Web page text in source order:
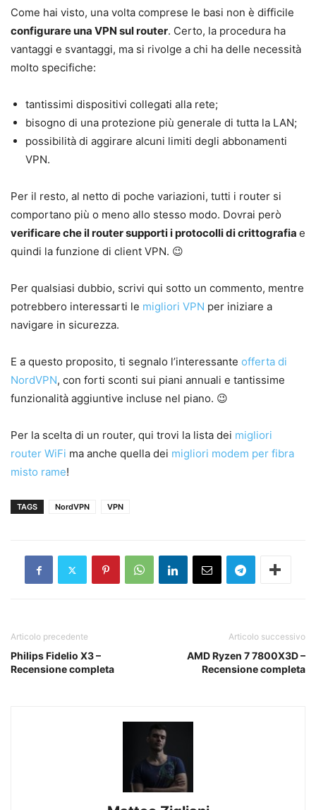
Come hai visto, una volta comprese le basi non è difficile
configurare una VPN sul router. Certo, la procedura ha
vantaggi e svantaggi, ma si rivolge a chi ha delle necessità
molto specifiche:
tantissimi dispositivi collegati alla rete;
bisogno di una protezione più generale di tutta la LAN;
possibilità di aggirare alcuni limiti degli abbonamenti
VPN.
Per il resto, al netto di poche variazioni, tutti i router si
comportano più o meno allo stesso modo. Dovrai però
verificare che il router supporti i protocolli di crittografia e
quindi la funzione di client VPN. 😉
Per qualsiasi dubbio, scrivi qui sotto un commento, mentre
potrebbero interessarti le migliori VPN per iniziare a
navigare in sicurezza.
E a questo proposito, ti segnalo l’interessante offerta di
NordVPN, con forti sconti sui piani annuali e tantissime
funzionalità aggiuntive incluse nel piano. 😉
Per la scelta di un router, qui trovi la lista dei migliori
router WiFi ma anche quella dei migliori modem per fibra
misto rame!
TAGS NordVPN VPN
Articolo precedente
Philips Fidelio X3 –
Recensione completa
Articolo successivo
AMD Ryzen 7 7800X3D –
Recensione completa